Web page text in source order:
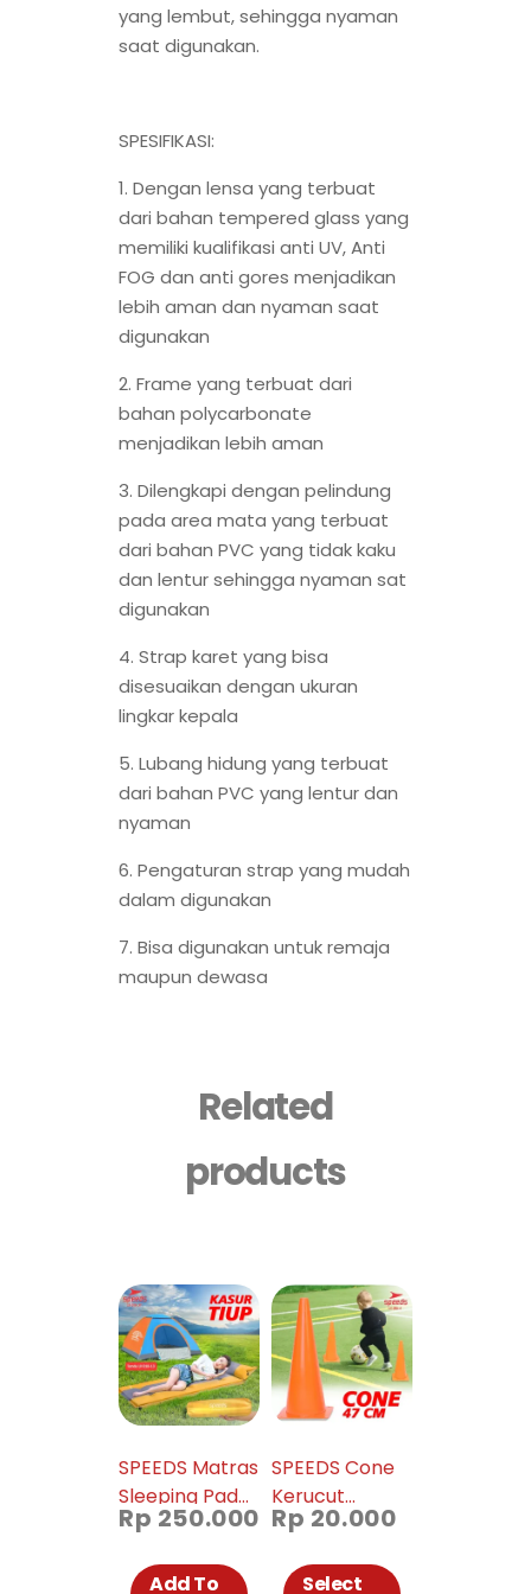
yang lembut, sehingga nyaman
saat digunakan.
SPESIFIKASI:
1. Dengan lensa yang terbuat
dari bahan tempered glass yang
memiliki kualifikasi anti UV, Anti
FOG dan anti gores menjadikan
lebih aman dan nyaman saat
digunakan
2. Frame yang terbuat dari
bahan polycarbonate
menjadikan lebih aman
3. Dilengkapi dengan pelindung
pada area mata yang terbuat
dari bahan PVC yang tidak kaku
dan lentur sehingga nyaman sat
digunakan
4. Strap karet yang bisa
disesuaikan dengan ukuran
lingkar kepala
5. Lubang hidung yang terbuat
dari bahan PVC yang lentur dan
nyaman
6. Pengaturan strap yang mudah
dalam digunakan
7. Bisa digunakan untuk remaja
maupun dewasa
Related
products
SPEEDS Matras
Sleeping Pad
Portable
Waterproof
Rp 250.000
Add To
SPEEDS Cone
Kerucut
Marker Latihan
Futsal Skate
Rp 20.000
Select